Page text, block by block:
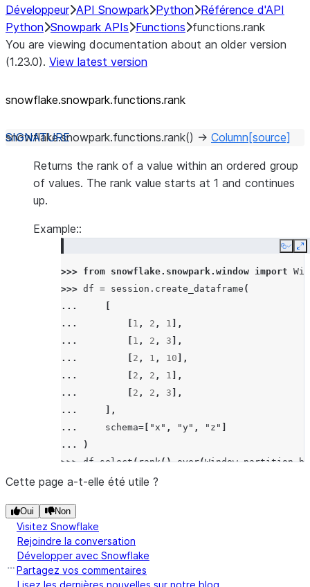
Développeur API Snowpark Python Référence d'API
Python Snowpark APIs Functions functions.rank
You are viewing documentation about an older version
(1.23.0). View latest version
snowflake.snowpark.functions.rank
snowflake.snowpark.functions.rank() → Column [source]
Returns the rank of a value within an ordered group
of values. The rank value starts at 1 and continues
up.
Example::
Copy
>>> from snowflake.snowpark.window import
>>> df = session . create_dataframe (
...
...
1 , 2 , 1 ],
...
1 , 2 , 3 ],
...
2 , 1 , 10 ],
...
2 , 2 , 1 ],
...
2 , 2 , 3 ],
...
],
...
schema= "x" , "y" , "z"
...
)
>>> df.select(rank().over(Window.partition_by
------------
------------
|1         |
|2         |
|2         |
|1         |
Cette page a-t-elle été utile ?
Oui Non
Visitez Snowflake
Rejoindre la conversation
Développer avec Snowflake
Partagez vos commentaires
Lisez les dernières nouvelles sur notre blog